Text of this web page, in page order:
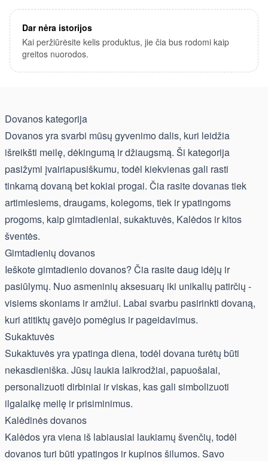
Dar nėra istorijos
Kai peržiūrėsite kelis produktus, jie čia bus rodomi kaip
greitos nuorodos.
Dovanos kategorija
Dovanos yra svarbi mūsų gyvenimo dalis, kuri leidžia
išreikšti meilę, dėkingumą ir džiaugsmą. Ši kategorija
pasižymi įvairiapusiškumu, todėl kiekvienas gali rasti
tinkamą dovaną bet kokiai progai. Čia rasite dovanas tiek
artimiesiems, draugams, kolegoms, tiek ir ypatingoms
progoms, kaip gimtadieniai, sukaktuvės, Kalėdos ir kitos
šventės.
Gimtadienių dovanos
Ieškote gimtadienio dovanos? Čia rasite daug idėjų ir
pasiūlymų. Nuo asmeninių aksesuarų iki unikalių patirčių -
visiems skoniams ir amžiui. Labai svarbu pasirinkti dovaną,
kuri atitiktų gavėjo pomėgius ir pageidavimus.
Sukaktuvės
Sukaktuvės yra ypatinga diena, todėl dovana turėtų būti
nekasdieniška. Jūsų laukia laikrodžiai, papuošalai,
personalizuoti dirbiniai ir viskas, kas gali simbolizuoti
ilgalaikę meilę ir prisiminimus.
Kalėdinės dovanos
Kalėdos yra viena iš labiausiai laukiamų švenčių, todėl
dovanos turi būti ypatingos ir kupinos šilumos. Savo